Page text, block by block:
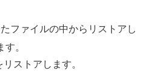
ファイルの中からリストアし
。
ストアします。